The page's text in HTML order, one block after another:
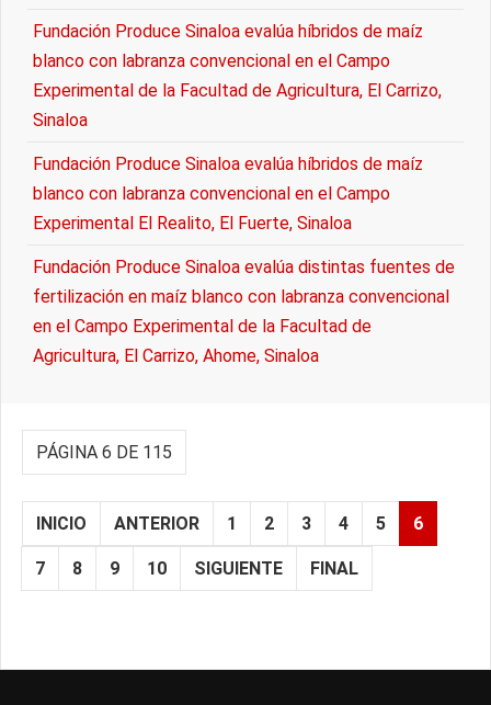
Fundación Produce Sinaloa evalúa híbridos de maíz
blanco con labranza convencional en el Campo
Experimental de la Facultad de Agricultura, El Carrizo,
Sinaloa
Fundación Produce Sinaloa evalúa híbridos de maíz
blanco con labranza convencional en el Campo
Experimental El Realito, El Fuerte, Sinaloa
Fundación Produce Sinaloa evalúa distintas fuentes de
fertilización en maíz blanco con labranza convencional
en el Campo Experimental de la Facultad de
Agricultura, El Carrizo, Ahome, Sinaloa
PÁGINA 6 DE 115
INICIO ANTERIOR 1 2 3 4 5 6
7 8 9 10 SIGUIENTE FINAL